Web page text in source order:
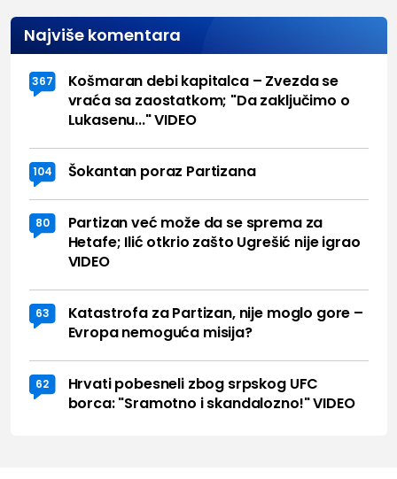
Najviše komentara
367
Košmaran debi kapitalca – Zvezda se
vraća sa zaostatkom; "Da zaključimo o
Lukasenu..." VIDEO
104 Šokantan poraz Partizana
80
Partizan već može da se sprema za
Hetafe; Ilić otkrio zašto Ugrešić nije igrao
VIDEO
63
Katastrofa za Partizan, nije moglo gore –
Evropa nemoguća misija?
62
Hrvati pobesneli zbog srpskog UFC
borca: "Sramotno i skandalozno!" VIDEO